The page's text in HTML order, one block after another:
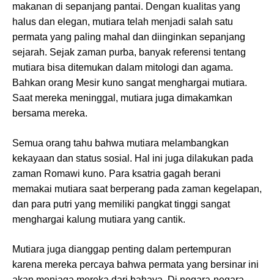
makanan di sepanjang pantai. Dengan kualitas yang
halus dan elegan, mutiara telah menjadi salah satu
permata yang paling mahal dan diinginkan sepanjang
sejarah. Sejak zaman purba, banyak referensi tentang
mutiara bisa ditemukan dalam mitologi dan agama.
Bahkan orang Mesir kuno sangat menghargai mutiara.
Saat mereka meninggal, mutiara juga dimakamkan
bersama mereka.
Semua orang tahu bahwa mutiara melambangkan
kekayaan dan status sosial. Hal ini juga dilakukan pada
zaman Romawi kuno. Para ksatria gagah berani
memakai mutiara saat berperang pada zaman kegelapan,
dan para putri yang memiliki pangkat tinggi sangat
menghargai kalung mutiara yang cantik.
Mutiara juga dianggap penting dalam pertempuran
karena mereka percaya bahwa permata yang bersinar ini